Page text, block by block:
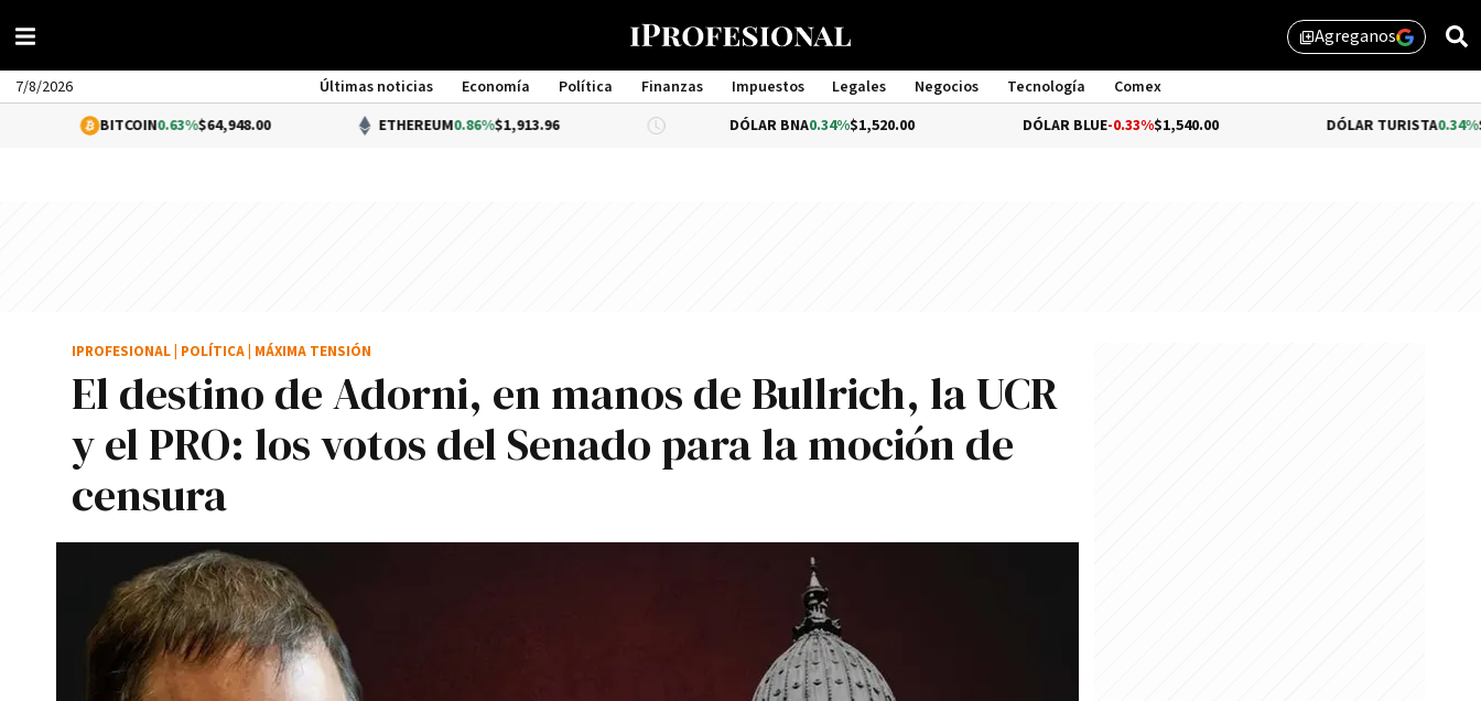
library_addAgreganos
7/8/2026 Últimas noticias Economía Política Finanzas Impuestos Legales Negocios Tecnología
Comex
Management
BITCOIN0.63%$64,948.00 ETHEREUM 0.86%$1,913.96 DÓLAR BNA0.34%$1,520.00 DÓLAR BLUE-0.33%$1,540.00 DÓLAR TURISTA0.34%$1,976.00
El destino de Adorni, en manos de Bullrich, la UCR
y el PRO: los votos del Senado para la moción de
censura
IPROFESIONAL POLÍTICA MÁXIMA TENSIÓN